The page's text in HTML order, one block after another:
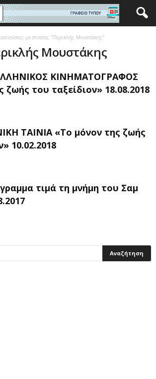
με ετικέτες "Περικλής Μουστάκης"
Μουστάκης
ΚΙΝΗΜΑΤΟΓΡΑΦΟΣ
ζωής του ταξείδιον» 18.08.2018
ΤΑΙΝΙΑ «Το μόνον της ζωής
10.02.2018
τιμά τη μνήμη του Σαμ